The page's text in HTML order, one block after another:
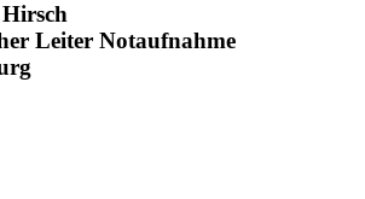
Leiter Notaufnahme